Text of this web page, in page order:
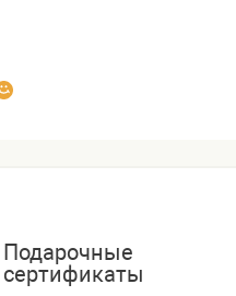
Подарочные
сертификаты